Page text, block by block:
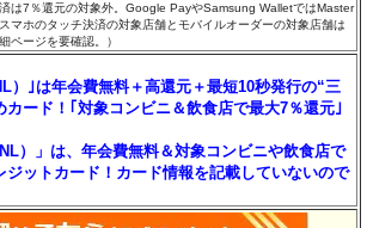
は7％還元の対象外。Google PayやSamsung WalletではMaster
マホのタッチ決済の対象店舗とモバイルオーダーの対象店舗は
ページを要確認。）
）｣は年会費無料＋高還元＋最短10秒発行の“三
カード！｢対象コンビニ＆飲食店で最大7％還元｣
）」は、年会費無料＆対象コンビニや飲食店で
ジットカード！カード情報を記載していないので